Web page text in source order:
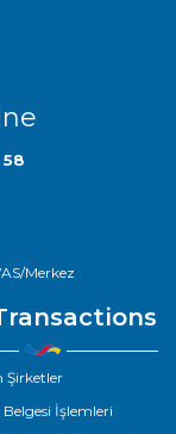
58
Merkez
Şirketler
İşlemleri